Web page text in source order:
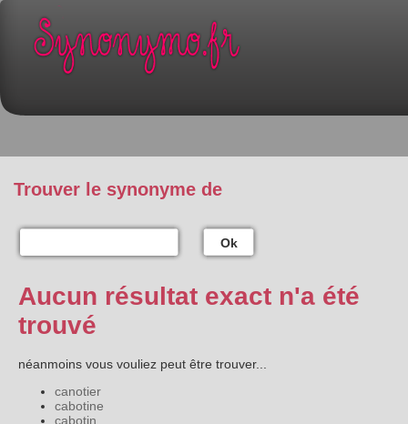
Trouver le synonyme de
Ok
Aucun résultat exact n'a été
trouvé
néanmoins vous vouliez peut être trouver...
canotier
cabotine
cabotin